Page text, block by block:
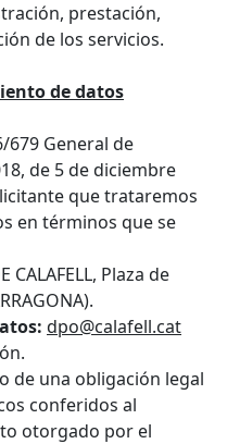
prestación,
de los servicios.
de datos
679 General de
de 5 de diciembre
que trataremos
en términos que se
CALAFELL, Plaza de
dpo@calafell.cat
de una obligación legal
conferidos al
otorgado por el